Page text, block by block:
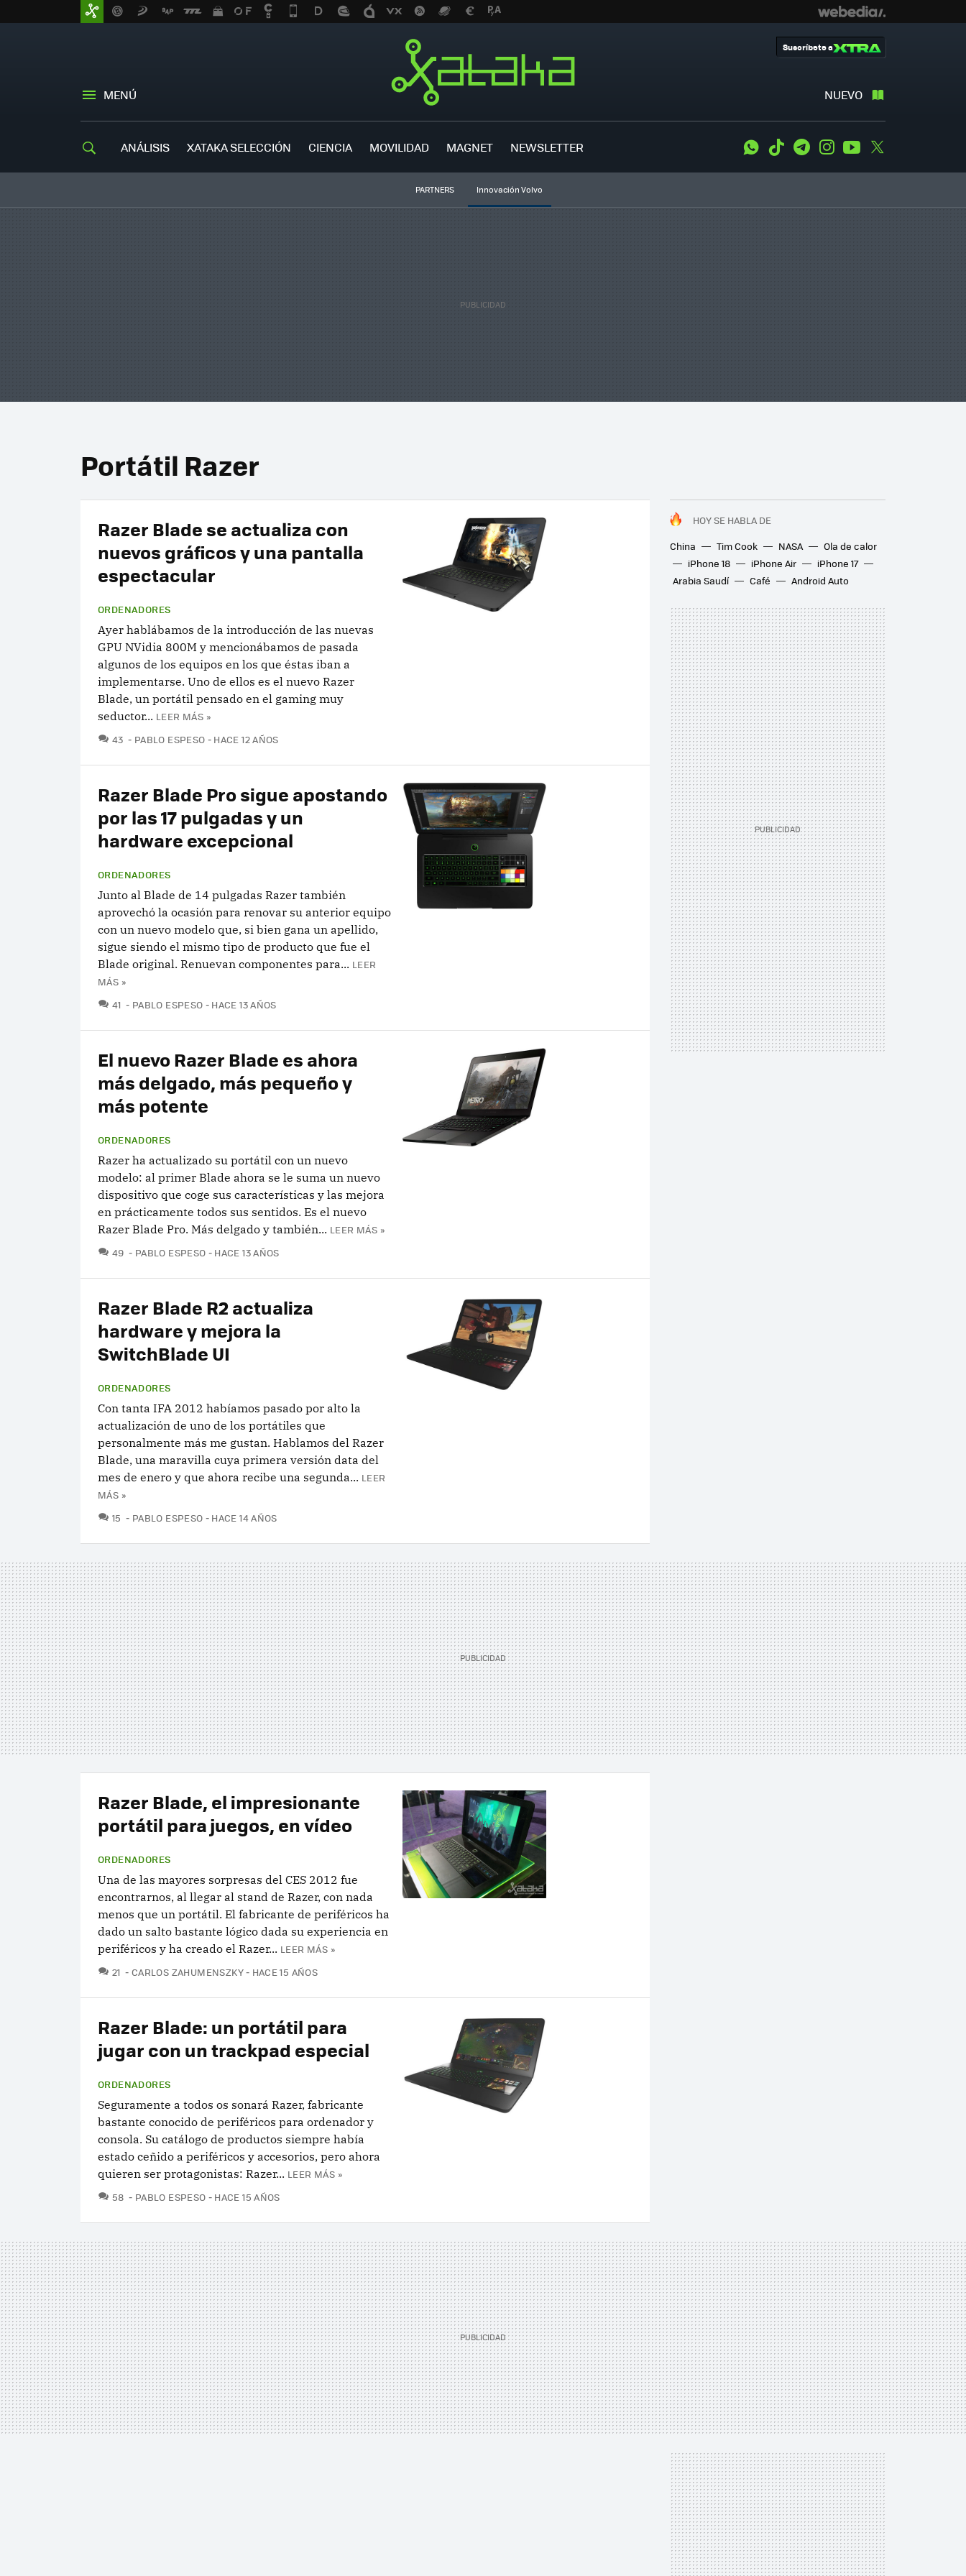
MENÚ NUEVO
Suscríbete a
ANÁLISIS XATAKA SELECCIÓN CIENCIA MOVILIDAD MAGNET NEWSLETTER WhatsApp
Tiktok TelegramInstagramYoutube
PARTNERS Innovación Volvo
Portátil Razer
HOY SE HABLA DE
China
Tim Cook NASA
Ola de calor
iPhone 18
iPhone Air
iPhone 17
Arabia Saudí
Café Android Auto
Razer Blade se actualiza con
nuevos gráficos y una pantalla
espectacular
ORDENADORES
Ayer hablábamos de la introducción de las nuevas
GPU NVidia 800M y mencionábamos de pasada
algunos de los equipos en los que éstas iban a
implementarse. Uno de ellos es el nuevo Razer
Blade, un portátil pensado en el gaming muy
seductor... LEER MÁS »
43 COMENTARIOS
PABLO ESPESO HACE 12 AÑOS
Razer Blade Pro sigue apostando
por las 17 pulgadas y un
hardware excepcional
ORDENADORES
Junto al Blade de 14 pulgadas Razer también
aprovechó la ocasión para renovar su anterior equipo
con un nuevo modelo que, si bien gana un apellido,
sigue siendo el mismo tipo de producto que fue el
Blade original. Renuevan componentes para... LEER
MÁS »
41 COMENTARIOS
PABLO ESPESO HACE 13 AÑOS
El nuevo Razer Blade es ahora
más delgado, más pequeño y
más potente
ORDENADORES
Razer ha actualizado su portátil con un nuevo
modelo: al primer Blade ahora se le suma un nuevo
dispositivo que coge sus características y las mejora
en prácticamente todos sus sentidos. Es el nuevo
Razer Blade Pro. Más delgado y también... LEER MÁS »
49 COMENTARIOS
PABLO ESPESO HACE 13 AÑOS
Razer Blade R2 actualiza
hardware y mejora la
SwitchBlade UI
ORDENADORES
Con tanta IFA 2012 habíamos pasado por alto la
actualización de uno de los portátiles que
personalmente más me gustan. Hablamos del Razer
Blade, una maravilla cuya primera versión data del
mes de enero y que ahora recibe una segunda... LEER
MÁS »
15 COMENTARIOS
PABLO ESPESO HACE 14 AÑOS
Razer Blade, el impresionante
portátil para juegos, en vídeo
ORDENADORES
Una de las mayores sorpresas del CES 2012 fue
encontrarnos, al llegar al stand de Razer, con nada
menos que un portátil. El fabricante de periféricos ha
dado un salto bastante lógico dada su experiencia en
periféricos y ha creado el Razer... LEER MÁS »
21 COMENTARIOS
CARLOS ZAHUMENSZKY HACE 15 AÑOS
Razer Blade: un portátil para
jugar con un trackpad especial
ORDENADORES
Seguramente a todos os sonará Razer, fabricante
bastante conocido de periféricos para ordenador y
consola. Su catálogo de productos siempre había
estado ceñido a periféricos y accesorios, pero ahora
quieren ser protagonistas: Razer... LEER MÁS »
58 COMENTARIOS
PABLO ESPESO HACE 15 AÑOS